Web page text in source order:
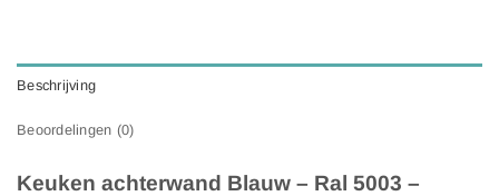
Beschrijving
Beoordelingen (0)
Keuken achterwand Blauw – Ral 5003 –